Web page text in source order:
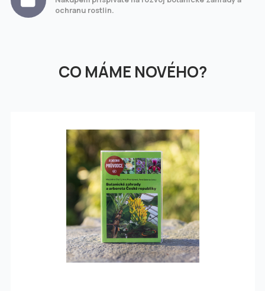
ochranu rostlin.
CO MÁME NOVÉHO?